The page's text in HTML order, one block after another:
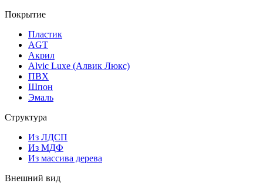
Покрытие
Пластик
AGT
Акрил
Alvic Luxe (Алвик Люкс)
ПВХ
Шпон
Эмаль
Структура
Из ЛДСП
Из МДФ
Из массива дерева
Внешний вид